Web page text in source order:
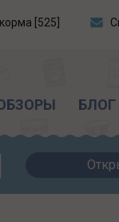
[525]
БЛОГ